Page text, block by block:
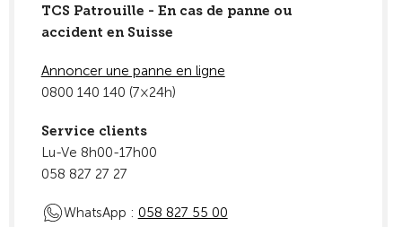
TCS Patrouille - En cas de panne ou
accident en Suisse
Annoncer une panne en ligne
0800 140 140 (7×24h)
Service clients
Lu-Ve 8h00-17h00
058 827 27 27
WhatsApp : 058 827 55 00